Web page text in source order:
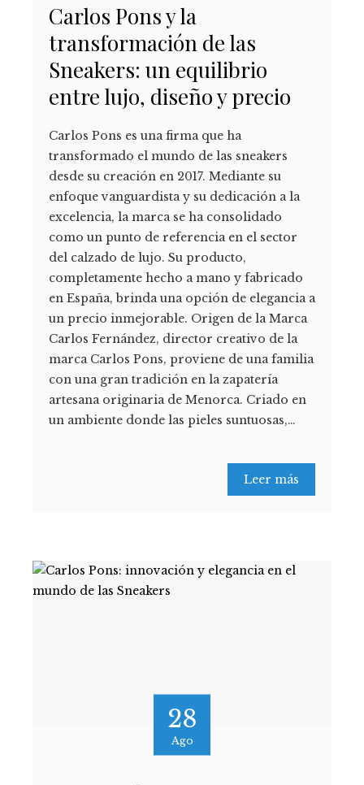
Carlos Pons y la
transformación de las
Sneakers: un equilibrio
entre lujo, diseño y precio
Carlos Pons es una firma que ha
transformado el mundo de las sneakers
desde su creación en 2017. Mediante su
enfoque vanguardista y su dedicación a la
excelencia, la marca se ha consolidado
como un punto de referencia en el sector
del calzado de lujo. Su producto,
completamente hecho a mano y fabricado
en España, brinda una opción de elegancia a
un precio inmejorable. Origen de la Marca
Carlos Fernández, director creativo de la
marca Carlos Pons, proviene de una familia
con una gran tradición en la zapatería
artesana originaria de Menorca. Criado en
un ambiente donde las pieles suntuosas,…
Leer más
28
Ago